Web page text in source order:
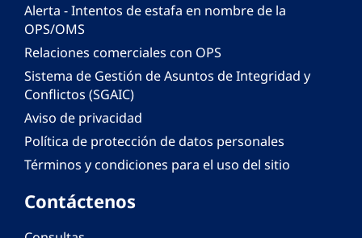
Alerta - Intentos de estafa en nombre de la
OPS/OMS
Relaciones comerciales con OPS
Sistema de Gestión de Asuntos de Integridad y
Conflictos (SGAIC)
Aviso de privacidad
Política de protección de datos personales
Términos y condiciones para el uso del sitio
Contáctenos